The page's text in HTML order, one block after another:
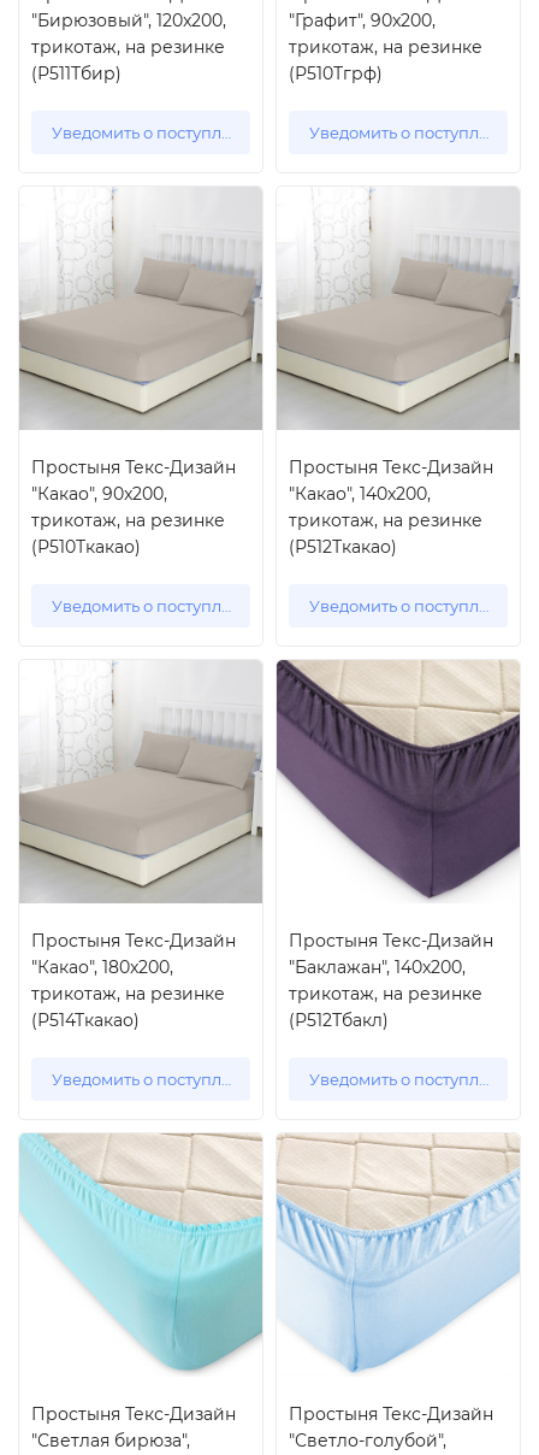
"Бирюзовый", 120x200,
трикотаж, на резинке
(Р511Тбир)
Уведомить о поступлении
"Графит", 90x200,
трикотаж, на резинке
(Р510Тгрф)
Уведомить о поступлении
Простыня Текс-Дизайн
"Какао", 90x200,
трикотаж, на резинке
(Р510Ткакао)
Уведомить о поступлении
Простыня Текс-Дизайн
"Какао", 140x200,
трикотаж, на резинке
(Р512Ткакао)
Уведомить о поступлении
Простыня Текс-Дизайн
"Какао", 180x200,
трикотаж, на резинке
(Р514Ткакао)
Уведомить о поступлении
Простыня Текс-Дизайн
"Баклажан", 140x200,
трикотаж, на резинке
(Р512Тбакл)
Уведомить о поступлении
Простыня Текс-Дизайн
"Светлая бирюза",
Простыня Текс-Дизайн
"Светло-голубой",